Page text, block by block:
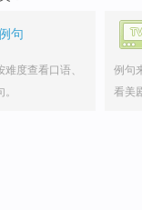
句
度查看口语、
例句
看美